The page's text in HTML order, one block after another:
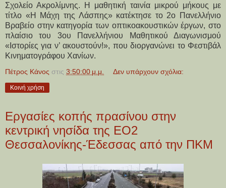
Σχολείο Ακρολίμνης. Η μαθητική ταινία μικρού μήκους με
τίτλο «Η Μάχη της Λάσπης» κατέκτησε το 2ο Πανελλήνιο
Βραβείο στην κατηγορία των οπτικοακουστικών έργων, στο
πλαίσιο του 3ου Πανελλήνιου Μαθητικού Διαγωνισμού
«Ιστορίες για ν’ ακουστούν!», που διοργανώνει το Φεστιβάλ
Κινηματογράφου Χανίων.
Πέτρος Κάνος στις 3:50:00 μ.μ. Δεν υπάρχουν σχόλια:
Κοινή χρήση
Εργασίες κοπής πρασίνου στην
κεντρική νησίδα της ΕΟ2
Θεσσαλονίκης-Έδεσσας από την ΠΚΜ